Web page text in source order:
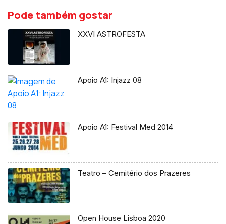
Pode também gostar
XXVI ASTROFESTA
Apoio A1: Injazz 08
Apoio A1: Festival Med 2014
Teatro – Cemitério dos Prazeres
Open House Lisboa 2020